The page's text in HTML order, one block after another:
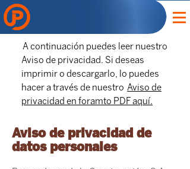
A continuación puedes leer nuestro
Aviso de privacidad. Si deseas
imprimir o descargarlo, lo puedes
hacer a través de nuestro Aviso de
privacidad en foramto PDF aquí.
Aviso de privacidad de
datos personales